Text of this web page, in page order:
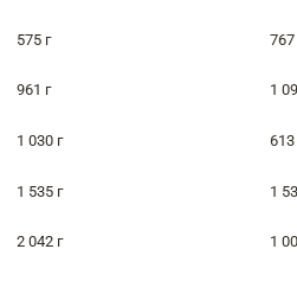
575 г 767
961 г 1
1 030 г 613
1 535 г 1
2 042 г 1